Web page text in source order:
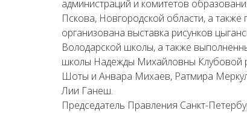
администраций и комитетов
Пскова, Новгородской области, а
организована выставка рисунков
Володарской школы, а также
школы Надежды Михайловны Клубовой
Шоты и Анвара Михаев, Ратмира
Лии Ганеш.
Председатель Правления Санкт-